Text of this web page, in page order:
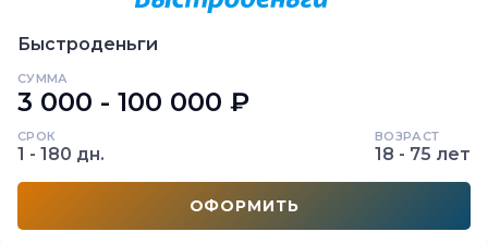
Быстроденьги
СУММА
3 000 - 100 000 ₽
СРОК
1 - 180 дн.
ВОЗРАСТ
18 - 75 лет
ОФОРМИТЬ